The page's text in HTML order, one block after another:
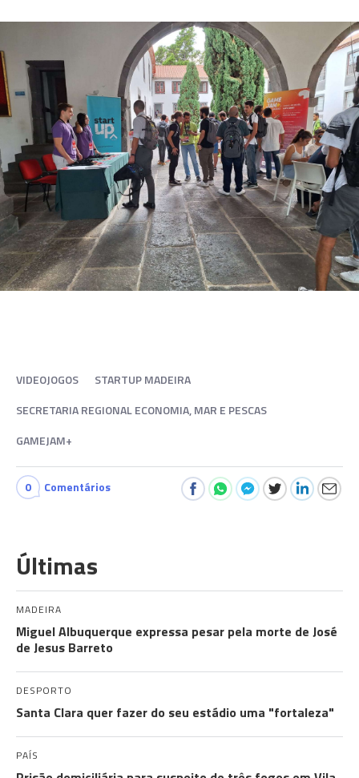
VIDEOJOGOS
STARTUP MADEIRA
SECRETARIA REGIONAL ECONOMIA, MAR E PESCAS
GAMEJAM+
0 Comentários
Últimas
MADEIRA
Miguel Albuquerque expressa pesar pela morte de José
de Jesus Barreto
DESPORTO
Santa Clara quer fazer do seu estádio uma "fortaleza"
PAÍS